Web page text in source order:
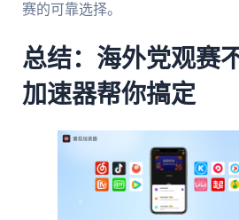
赛的可靠选择。
总结：海外党观赛
加速器帮你搞定